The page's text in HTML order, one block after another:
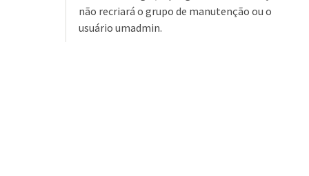
não recriará o grupo de manutenção ou o
usuário umadmin.